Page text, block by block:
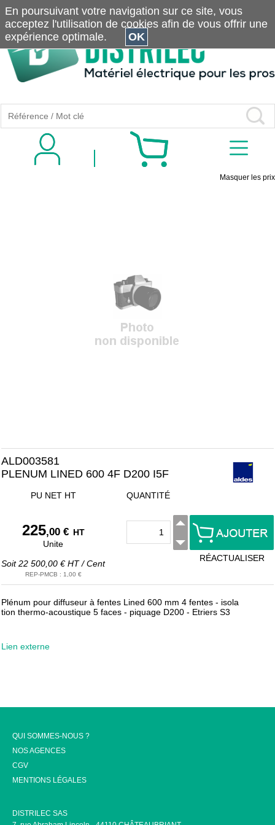
Masquer les prix
ALD003581
PLENUM LINED 600 4F D200 I5F
PU NET HT
225,00 € HT
Unite
Soit22 500,00 € HT/Cent
REP-PMCB : 1,00 €
QUANTITÉ
RÉACTUALISER
Plénum pour diffuseur à fentes Lined 600 mm 4 fentes - isola
tion thermo-acoustique 5 faces - piquage D200 - Etriers S3
Lien externe
QUI SOMMES-NOUS ?
NOS AGENCES
CGV
MENTIONS LÉGALES
DISTRILEC SAS
En poursuivant votre navigation sur ce site, vous
acceptez l'utilisation de cookies afin de vous offrir une
expérience optimale.
OK